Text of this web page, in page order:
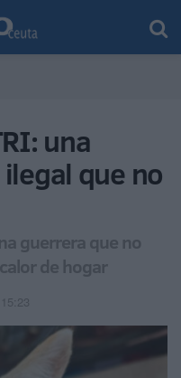
una
que no
guerrera que no
de hogar